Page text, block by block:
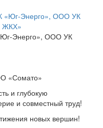
Энерго», ООО УК
«Сомато»
и глубокую
и совместный труд!
новых вершин!